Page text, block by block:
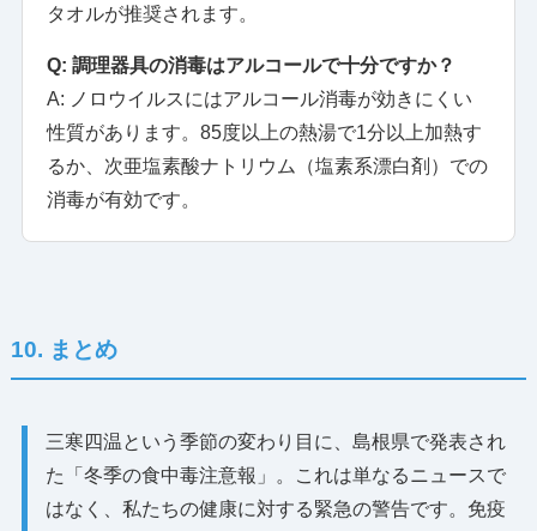
タオルが推奨されます。
Q: 調理器具の消毒はアルコールで十分ですか？
A: ノロウイルスにはアルコール消毒が効きにくい
性質があります。85度以上の熱湯で1分以上加熱す
るか、次亜塩素酸ナトリウム（塩素系漂白剤）での
消毒が有効です。
10. まとめ
三寒四温という季節の変わり目に、島根県で発表され
た「冬季の食中毒注意報」。これは単なるニュースで
はなく、私たちの健康に対する緊急の警告です。免疫